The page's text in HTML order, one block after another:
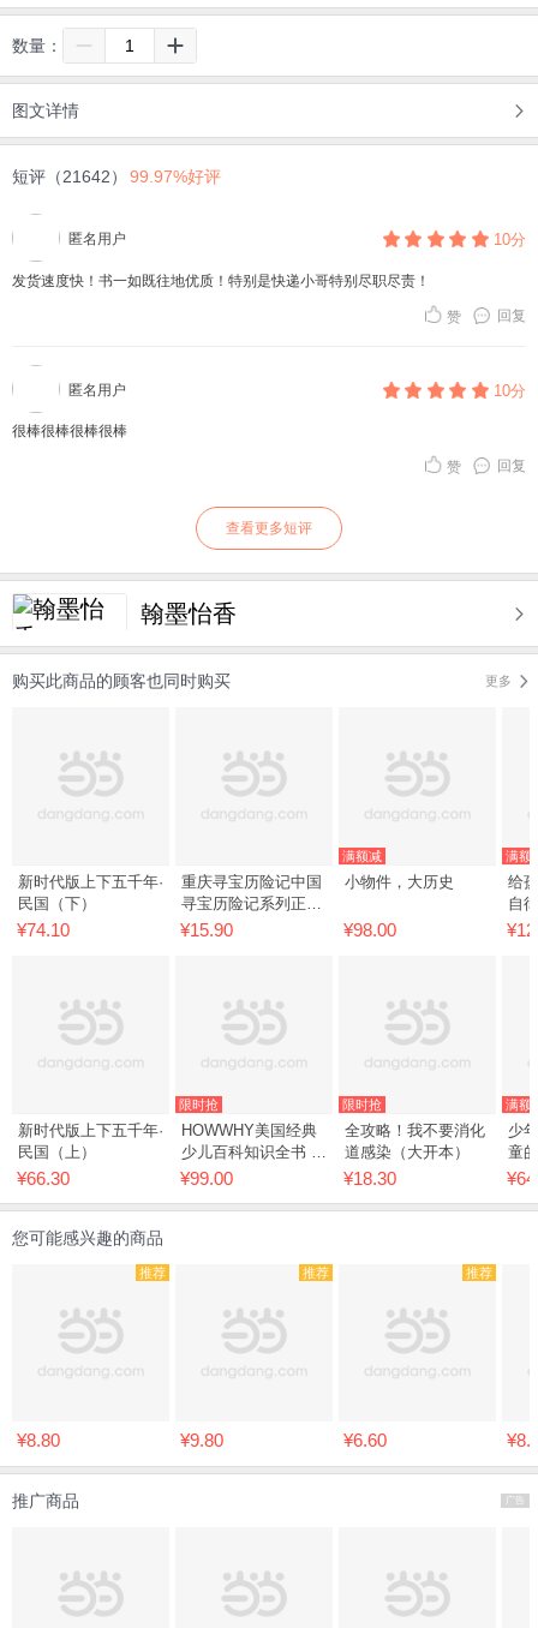
数量：
图文详情
短评（21642） 99.97%好评
匿名用户 10分
发货速度快！书一如既往地优质！特别是快递小哥特别尽职尽责！
回复
赞
匿名用户 10分
很棒很棒很棒很棒
回复
赞
查看更多短评
翰墨怡香
购买此商品的顾客也同时购买 更多
新时代版上下五千年·
民国（下）
¥74.10
新时代版上下五千年·
民国（上）
¥66.30
重庆寻宝历险记中国
寻宝历险记系列正版
书籍儿童动漫科普百
¥15.90
限时抢
HOWWHY美国经典
少儿百科知识全书 精
华典藏版（赠送互动
尼、凯迪克金奖绘画
¥99.00
满额减
小物件，大历史
¥98.00
限时抢
全攻略！我不要消化
道感染（大开本）
¥18.30
满额
给
自
册
满额
少
童
级
识
您可能感兴趣的商品
推荐
¥8.80
推荐
¥9.80
推荐
¥6.60
推广商品 广告